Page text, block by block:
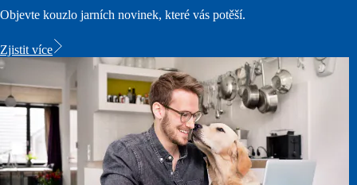
Objevte kouzlo jarních novinek, které vás potěší.
Zjistit více